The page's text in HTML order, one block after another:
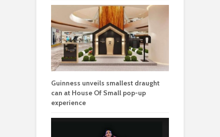
Guinness unveils smallest draught
can at House Of Small pop-up
experience